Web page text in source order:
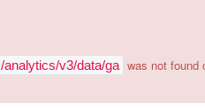
/analytics/v3/data/ga was not found